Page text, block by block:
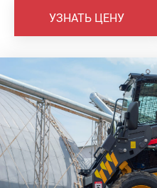
УЗНАТЬ ЦЕНУ